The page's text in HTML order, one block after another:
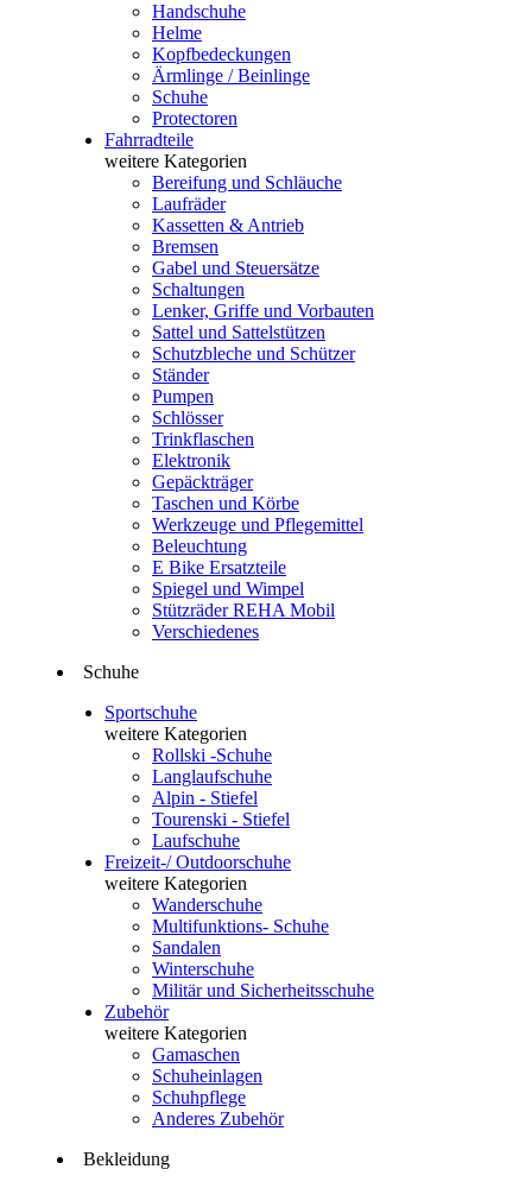
Handschuhe
Helme
Kopfbedeckungen
Ärmlinge / Beinlinge
Schuhe
Protectoren
Fahrradteile
weitere Kategorien
Bereifung und Schläuche
Laufräder
Kassetten & Antrieb
Bremsen
Gabel und Steuersätze
Schaltungen
Lenker, Griffe und Vorbauten
Sattel und Sattelstützen
Schutzbleche und Schützer
Ständer
Pumpen
Schlösser
Trinkflaschen
Elektronik
Gepäckträger
Taschen und Körbe
Werkzeuge und Pflegemittel
Beleuchtung
E Bike Ersatzteile
Spiegel und Wimpel
Stützräder REHA Mobil
Verschiedenes
Schuhe
Sportschuhe
weitere Kategorien
Rollski -Schuhe
Langlaufschuhe
Alpin - Stiefel
Tourenski - Stiefel
Laufschuhe
Freizeit-/ Outdoorschuhe
weitere Kategorien
Wanderschuhe
Multifunktions- Schuhe
Sandalen
Winterschuhe
Militär und Sicherheitsschuhe
Zubehör
weitere Kategorien
Gamaschen
Schuheinlagen
Schuhpflege
Anderes Zubehör
Bekleidung